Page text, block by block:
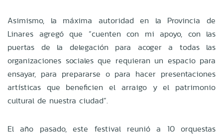
Asimismo, la máxima autoridad en la Provincia de
Linares agregó que “cuenten con mi apoyo, con las
puertas de la delegación para acoger a todas las
organizaciones sociales que requieran un espacio para
ensayar, para prepararse o para hacer presentaciones
artísticas que beneficien el arraigo y el patrimonio
cultural de nuestra ciudad”.
El año pasado, este festival reunió a 10 orquestas